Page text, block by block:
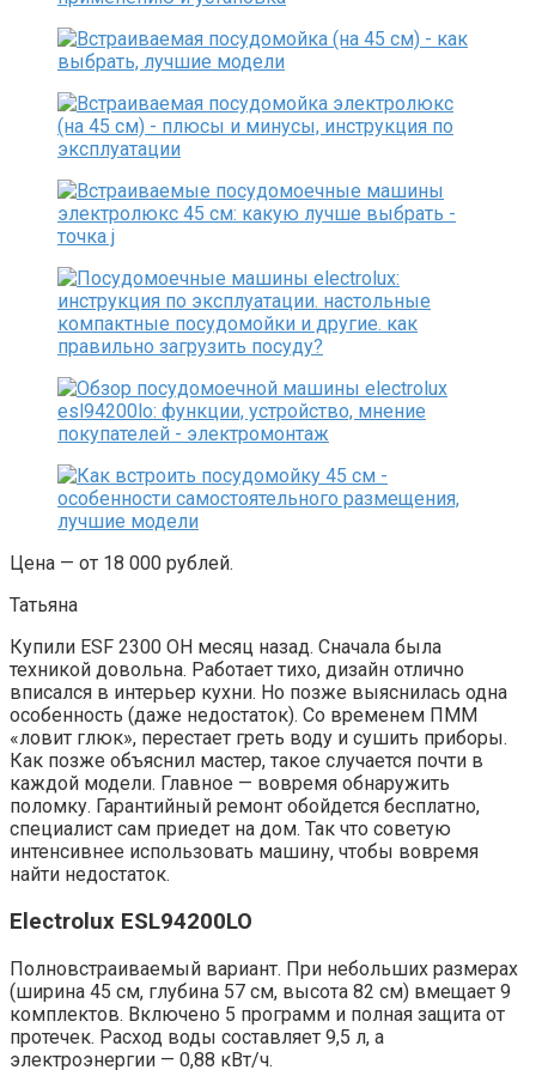
Цена — от 18 000 рублей.
Татьяна
Купили ESF 2300 OH месяц назад. Сначала была
техникой довольна. Работает тихо, дизайн отлично
вписался в интерьер кухни. Но позже выяснилась одна
особенность (даже недостаток). Со временем ПММ
«ловит глюк», перестает греть воду и сушить приборы.
Как позже объяснил мастер, такое случается почти в
каждой модели. Главное — вовремя обнаружить
поломку. Гарантийный ремонт обойдется бесплатно,
специалист сам приедет на дом. Так что советую
интенсивнее использовать машину, чтобы вовремя
найти недостаток.
Electrolux ESL94200LO
Полновстраиваемый вариант. При небольших размерах
(ширина 45 см, глубина 57 см, высота 82 см) вмещает 9
комплектов. Включено 5 программ и полная защита от
протечек. Расход воды составляет 9,5 л, а
электроэнергии — 0,88 кВт/ч.